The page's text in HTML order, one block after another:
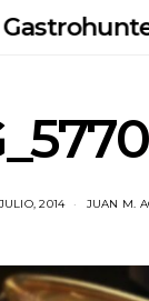
2014 JUAN M.